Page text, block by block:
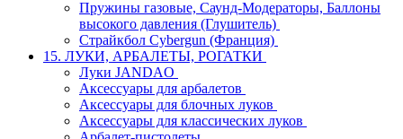
Пружины газовые, Саунд-Модераторы, Баллоны
высокого давления (Глушитель)
Страйкбол Cybergun (Франция)
15. ЛУКИ, АРБАЛЕТЫ, РОГАТКИ
Луки JANDAO
Аксессуары для арбалетов
Аксессуары для блочных луков
Аксессуары для классических луков